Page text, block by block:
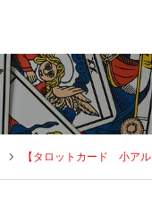
【タロットカード 小アルカナ ソードペイジ完全解説】恋愛・仕